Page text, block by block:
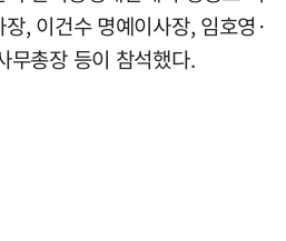
, 이건수 명예이사장, 임호영·
무총장 등이 참석했다.